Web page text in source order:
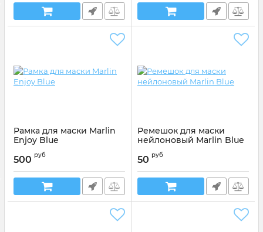
Рамка для маски Marlin
Enjoy Blue
Артикул:
500 руб
Ремешок для маски
нейлоновый Marlin Blue
Артикул:
50 руб